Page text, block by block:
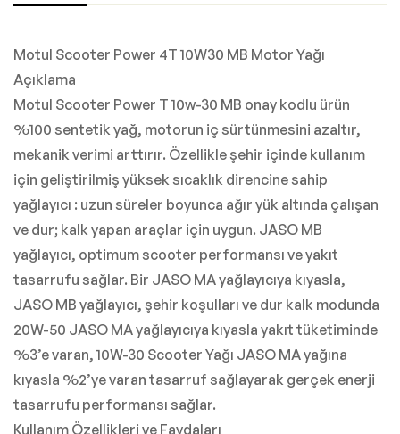
Motul Scooter Power 4T 10W30 MB Motor Yağı
Açıklama
Motul Scooter Power T 10w-30 MB onay kodlu ürün
%100 sentetik yağ, motorun iç sürtünmesini azaltır,
mekanik verimi arttırır. Özellikle şehir içinde kullanım
için geliştirilmiş yüksek sıcaklık direncine sahip
yağlayıcı : uzun süreler boyunca ağır yük altında çalışan
ve dur; kalk yapan araçlar için uygun. JASO MB
yağlayıcı, optimum scooter performansı ve yakıt
tasarrufu sağlar. Bir JASO MA yağlayıcıya kıyasla,
JASO MB yağlayıcı, şehir koşulları ve dur kalk modunda
20W-50 JASO MA yağlayıcıya kıyasla yakıt tüketiminde
%3’e varan, 10W-30 Scooter Yağı JASO MA yağına
kıyasla %2’ye varan tasarruf sağlayarak gerçek enerji
tasarrufu performansı sağlar.
Kullanım Özellikleri ve Faydaları